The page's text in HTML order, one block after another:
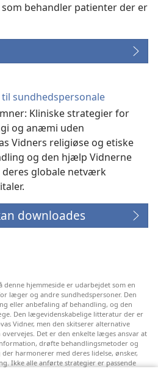
behandler patienter der er
sundhedspersonale
Kliniske strategier for
og anæmi uden
Vidners religiøse og etiske
og den hjælp Vidnerne
globale netværk
downloades
hjemmeside er udarbejdet som en
læger og andre sundhedspersoner. Den
eller anbefaling af behandling, og den
Den lægevidenskabelige litteratur der er
Vidner, men den skitserer alternative
Det er den enkelte læges ansvar at
drøfte behandlingsmetoder og
harmonerer med deres lidelse, ønsker,
Ikke alle anførte strategier er passende